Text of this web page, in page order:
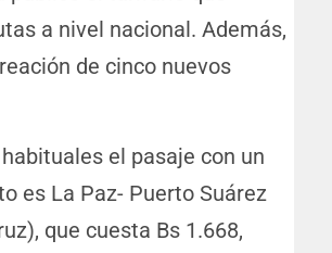
a nivel nacional. Además,
de cinco nuevos
el pasaje con un
es La Paz- Puerto Suárez
que cuesta Bs 1.668,